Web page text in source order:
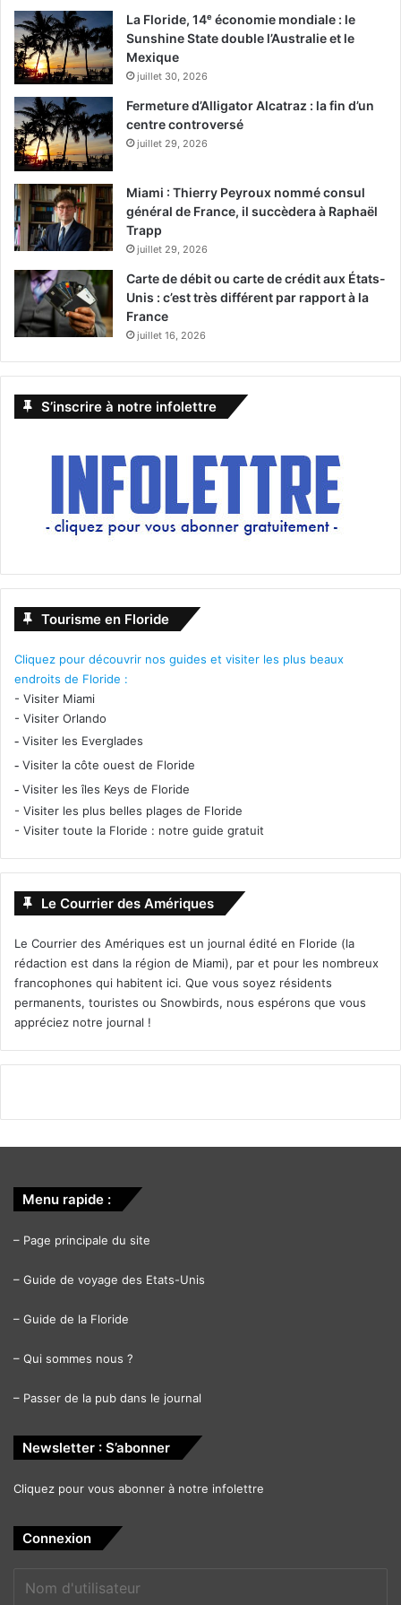
La Floride, 14ᵉ économie mondiale : le
Sunshine State double l’Australie et le
Mexique
juillet 30, 2026
Fermeture d’Alligator Alcatraz : la fin d’un
centre controversé
juillet 29, 2026
Miami : Thierry Peyroux nommé consul
général de France, il succèdera à Raphaël
Trapp
juillet 29, 2026
Carte de débit ou carte de crédit aux États-
Unis : c’est très différent par rapport à la
France
juillet 16, 2026
S’inscrire à notre infolettre
Tourisme en Floride
Cliquez pour découvrir nos guides et visiter les plus beaux
endroits de Floride :
- Visiter Miami
- Visiter Orlando
- Visiter les Everglades
- Visiter la côte ouest de Floride
- Visiter les îles Keys de Floride
- Visiter les plus belles plages de Floride
- Visiter toute la Floride : notre guide gratuit
Le Courrier des Amériques
Le Courrier des Amériques est un journal édité en Floride (la
rédaction est dans la région de Miami), par et pour les nombreux
francophones qui habitent ici. Que vous soyez résidents
permanents, touristes ou Snowbirds, nous espérons que vous
appréciez notre journal !
Menu rapide :
– Page principale du site
– Guide de voyage des Etats-Unis
– Guide de la Floride
– Qui sommes nous ?
– Passer de la pub dans le journal
Newsletter : S’abonner
Cliquez pour vous abonner à notre infolettre
Connexion